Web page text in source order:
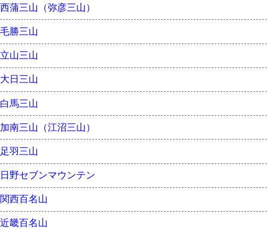
西蒲三山（弥彦三山）
毛勝三山
立山三山
大日三山
白馬三山
加南三山（江沼三山）
足羽三山
日野セブンマウンテン
関西百名山
近畿百名山